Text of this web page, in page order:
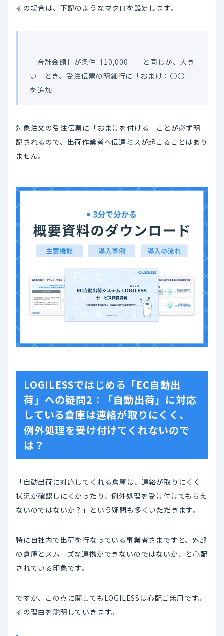
その場合は、下記のようなマクロを設定します。
［合計金額］が条件［10,000］［と同じか、大き
い］とき、受注伝票の明細行に「おまけ：〇〇」
を追加
対象注文の受注伝票に「おまけを付ける」ことが必ず明
記されるので、出荷作業者へ伝達ミスが起こることはあり
ません。
LOGILESSではじめる「EC自動出
荷」への疑問2：「自動出荷」に対応
している倉庫は連絡が取りにくく、
例外処理を受け付けてくれないので
は？
「自動出荷に対応してくれる倉庫は、連絡が取りにくく
状況が確認しにくかったり、例外処理を受け付けてもらえ
ないのではないか？」という疑問も多くいただきます。
特に自社内で出荷を行なっている事業者さまですと、外部
の倉庫とスムーズな連携ができないのではないか、と心配
されている印象です。
ですが、この点に関してもLOGILESSは心配ご無用です。
その理由を説明していきます。